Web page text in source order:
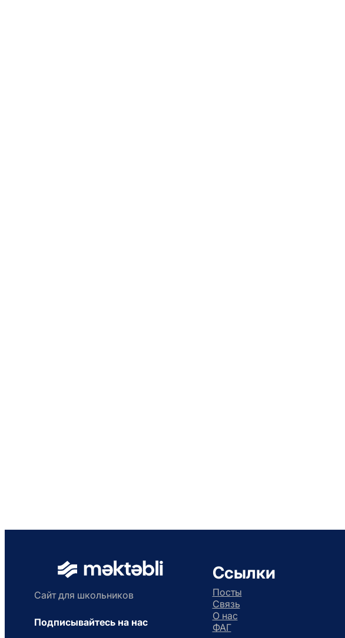
Сайт для школьников
Подписывайтесь на нас
Ссылки
Посты
Связь
О нас
ФАГ